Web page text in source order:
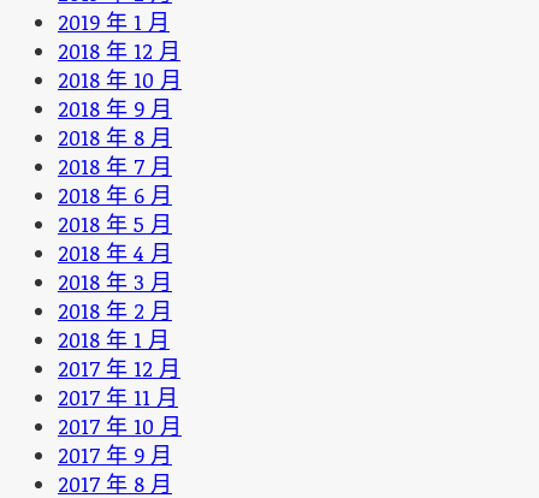
2019 年 1 月
2018 年 12 月
2018 年 10 月
2018 年 9 月
2018 年 8 月
2018 年 7 月
2018 年 6 月
2018 年 5 月
2018 年 4 月
2018 年 3 月
2018 年 2 月
2018 年 1 月
2017 年 12 月
2017 年 11 月
2017 年 10 月
2017 年 9 月
2017 年 8 月